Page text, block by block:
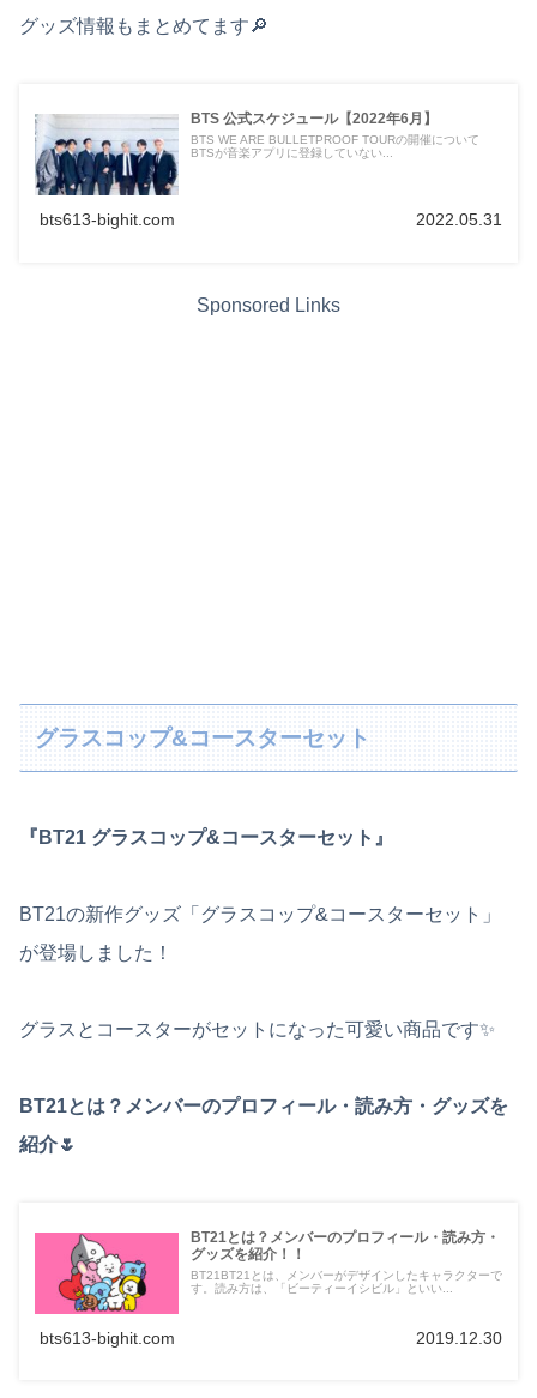
グッズ情報もまとめてます🔎
BTS 公式スケジュール【2022年6月】
BTS WE ARE BULLETPROOF TOURの開催について
BTSが音楽アプリに登録していない...
bts613-bighit.com 2022.05.31
Sponsored Links
グラスコップ&コースターセット
『BT21 グラスコップ&コースターセット』
BT21の新作グッズ「グラスコップ&コースターセット」
が登場しました！
グラスとコースターがセットになった可愛い商品です✨
BT21とは？メンバーのプロフィール・読み方・グッズを
紹介🌷
BT21とは？メンバーのプロフィール・読み方・
グッズを紹介！！
BT21BT21とは、メンバーがデザインしたキャラクターで
す。読み方は、「ビーティーイシビル」といい...
bts613-bighit.com 2019.12.30